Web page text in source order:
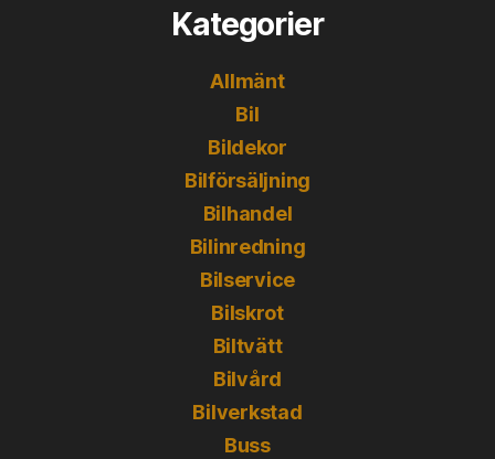
Kategorier
Allmänt
Bil
Bildekor
Bilförsäljning
Bilhandel
Bilinredning
Bilservice
Bilskrot
Biltvätt
Bilvård
Bilverkstad
Buss